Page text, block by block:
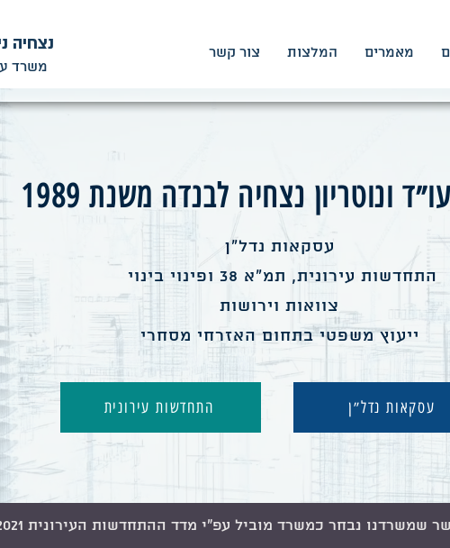
נצחיה
משרד
מאמרים המלצות צור קשר
ונוטריון נצחיה לבנדה משנת 1989
עסקאות נדל״ן
התחדשות עירונית, תמ״א 38 ופינוי בינוי
צוואות וירושות
ייעוץ משפטי בתחום האזרחי מסחרי
התחדשות עירונית עסקאות נדל״ן
שמשרדנו נבחר כמשרד מוביל עפ״י מדד ההתחדשות העירונית 2021